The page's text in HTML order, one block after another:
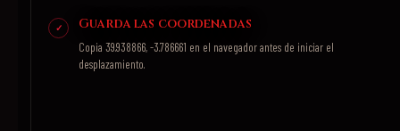
Guarda las coordenadas
Copia 39.938866, -3.786661 en el navegador antes de iniciar el
desplazamiento.